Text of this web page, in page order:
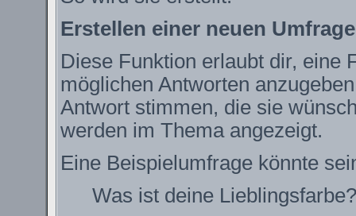
Erstellen einer neuen Umfrage
Diese Funktion erlaubt dir, eine
möglichen Antworten
Antwort stimmen, die sie
werden im Thema angezeigt.
Eine Beispielumfrage könnte
Was ist deine Lieblingsfarbe?